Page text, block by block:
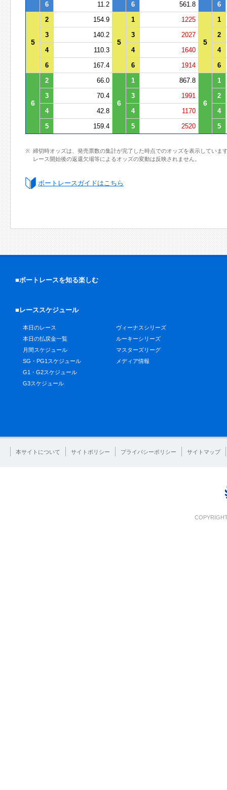
6
11.2 6 561.8 6
5
2 154.9
5
1 1225
5
1
3
140.2 3 2027
2
4
110.3 4 1640
4
6
167.4 6 1914 6
6
2 66.0
6
1 867.8
6
1
3
70.4 3 1991
2
4
42.8 4 1170
4
5
159.4 5 2520 5
締切時オッズは、発売票数の集計が完了した時点でのオッズを表示していま
レース開始後の返還欠場等によるオッズの変動は反映されません。
ボートレースガイドはこちら
■ボートレースを知る楽しむ
■レーススケジュール
本日のレース
本日の払戻金一覧
月間スケジュール
SG・PG1スケジュール
G1・G2スケジュール
G3スケジュール
ヴィーナスシリーズ
ルーキーシリーズ
マスターズリーグ
メディア情報
本サイトについて サイトポリシー プライバシーポリシー サイトマップ